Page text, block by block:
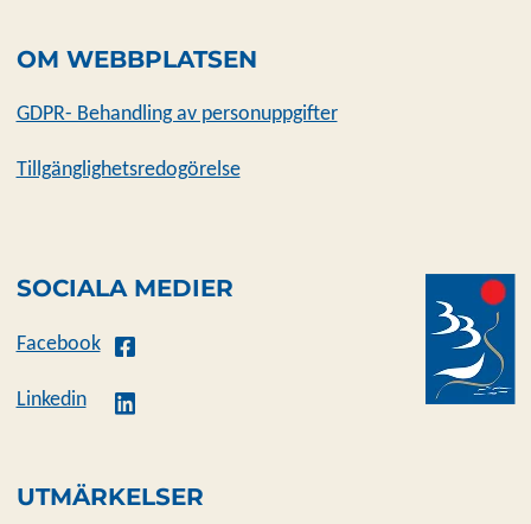
OM WEBBPLATSEN
GDPR- Behandling av personuppgifter
Tillgänglighetsredogörelse
SOCIALA MEDIER
Facebook
Linkedin
UTMÄRKELSER